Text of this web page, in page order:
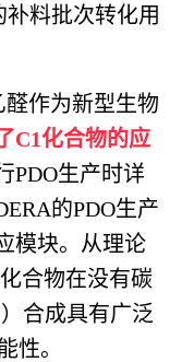
补料批次转化用
作为新型生物
C1化合物的应
PDO生产时详
的PDO生产
模块。从理论
合物在没有碳
合成具有广泛
性。